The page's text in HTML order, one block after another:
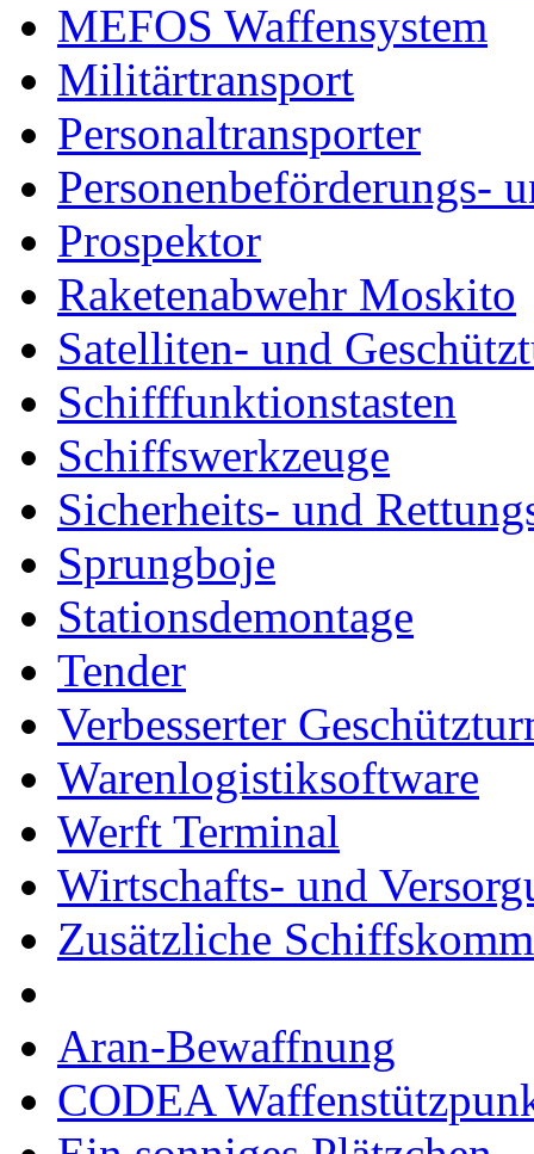
MEFOS Waffensystem
Militärtransport
Personaltransporter
Personenbeförderungs-
Prospektor
Raketenabwehr Moskito
Satelliten- und
Schifffunktionstasten
Schiffswerkzeuge
Sicherheits- und
Sprungboje
Stationsdemontage
Tender
Verbesserter
Warenlogistiksoftware
Werft Terminal
Wirtschafts- und
Zusätzliche
Aran-Bewaffnung
CODEA